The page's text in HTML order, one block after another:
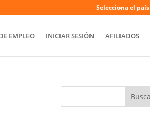
Selecciona el país
EMPLEO INICIAR SESIÓN AFILIADOS